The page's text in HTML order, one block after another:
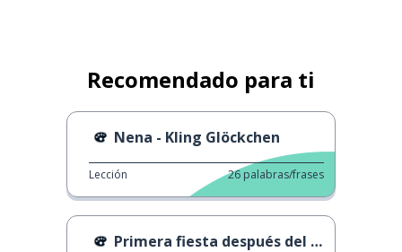
Recomendado para ti
Nena - Kling Glöckchen
Lección 26 palabras/frases
Primera fiesta después del confinamiento